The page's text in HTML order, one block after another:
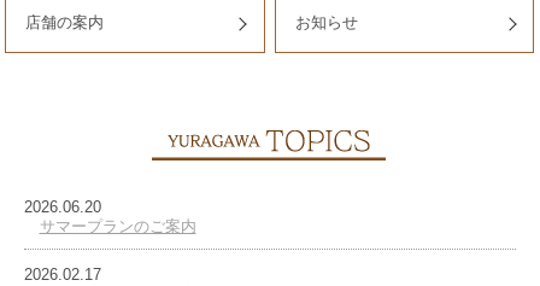
店舗の案内 お知らせ
2026.06.20
サマープランのご案内
2026.02.17